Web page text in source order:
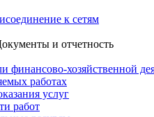
к сетям
и отчетность
финансово-хозяйственной
работах
услуг
работ